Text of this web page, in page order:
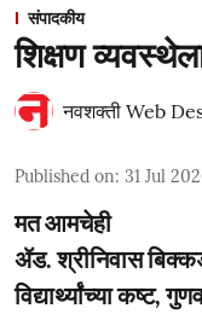
संपादकीय
शिक्षण
नवशक्ती Web
Published on: 31 Jul
मत आमचेही
ॲड. श्रीनिवास
विद्यार्थ्यांच्या कष्ट,